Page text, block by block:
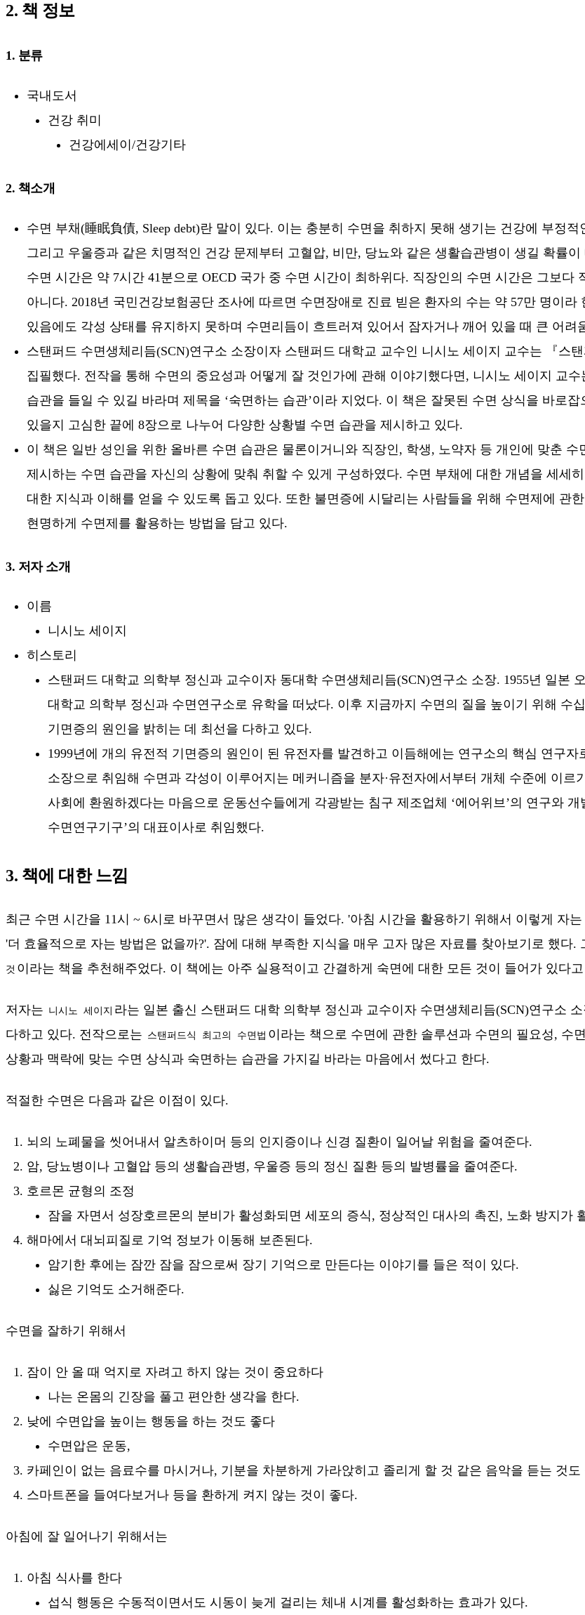
2. 책 정보
1. 분류
국내도서
건강 취미
건강에세이/건강기타
2. 책소개
수면 부채(睡眠負債, Sleep debt)란 말이 있다. 이는 충분히 수면을 취하지 못해 생기는 건강에 부정
그리고 우울증과 같은 치명적인 건강 문제부터 고혈압, 비만, 당뇨와 같은 생활습관병이 생길 확률
수면 시간은 약 7시간 41분으로 OECD 국가 중 수면 시간이 최하위다. 직장인의 수면 시간은 그보다
아니다. 2018년 국민건강보험공단 조사에 따르면 수면장애로 진료 빋은 환자의 수는 약 57만 명이
있음에도 각성 상태를 유지하지 못하며 수면리듬이 흐트러져 있어서 잠자거나 깨어 있을 때 큰 어
스탠퍼드 수면생체리듬(SCN)연구소 소장이자 스탠퍼드 대학교 교수인 니시노 세이지 교수는 『스
집필했다. 전작을 통해 수면의 중요성과 어떻게 잘 것인가에 관해 이야기했다면, 니시노 세이지 교
습관을 들일 수 있길 바라며 제목을 ‘숙면하는 습관’이라 지었다. 이 책은 잘못된 수면 상식을 바로
있을지 고심한 끝에 8장으로 나누어 다양한 상황별 수면 습관을 제시하고 있다.
이 책은 일반 성인을 위한 올바른 수면 습관은 물론이거니와 직장인, 학생, 노약자 등 개인에 맞춘
제시하는 수면 습관을 자신의 상황에 맞춰 취할 수 있게 구성하였다. 수면 부채에 대한 개념을 세세
대한 지식과 이해를 얻을 수 있도록 돕고 있다. 또한 불면증에 시달리는 사람들을 위해 수면제에 관
현명하게 수면제를 활용하는 방법을 담고 있다.
3. 저자 소개
이름
니시노 세이지
히스토리
스탠퍼드 대학교 의학부 정신과 교수이자 동대학 수면생체리듬(SCN)연구소 소장. 1955년 일본
대학교 의학부 정신과 수면연구소로 유학을 떠났다. 이후 지금까지 수면의 질을 높이기 위해 수
기면증의 원인을 밝히는 데 최선을 다하고 있다.
1999년에 개의 유전적 기면증의 원인이 된 유전자를 발견하고 이듬해에는 연구소의 핵심 연구
소장으로 취임해 수면과 각성이 이루어지는 메커니즘을 분자·유전자에서부터 개체 수준에 이
사회에 환원하겠다는 마음으로 운동선수들에게 각광받는 침구 제조업체 ‘에어위브’의 연구와 개
수면연구기구’의 대표이사로 취임했다.
3. 책에 대한 느낌
최근 수면 시간을 11시 ~ 6시로 바꾸면서 많은 생각이 들었다. '아침 시간을 활용하기 위해서 이렇게 자
'더 효율적으로 자는 방법은 없을까?'. 잠에 대해 부족한 지식을 매우 고자 많은 자료를 찾아보기로 했다.
것 이라는 책을 추천해주었다. 이 책에는 아주 실용적이고 간결하게 숙면에 대한 모든 것이 들어가 있다
저자는 니시노 세이지 라는 일본 출신 스탠퍼드 대학 의학부 정신과 교수이자 수면생체리듬(SCN)연구소
다하고 있다. 전작으로는 스탠퍼드식 최고의 수면법 이라는 책으로 수면에 관한 솔루션과 수면의 필요성, 수
상황과 맥락에 맞는 수면 상식과 숙면하는 습관을 가지길 바라는 마음에서 썼다고 한다.
적절한 수면은 다음과 같은 이점이 있다.
뇌의 노폐물을 씻어내서 알츠하이머 등의 인지증이나 신경 질환이 일어날 위험을 줄여준다.
암, 당뇨병이나 고혈압 등의 생활습관병, 우울증 등의 정신 질환 등의 발병률을 줄여준다.
호르몬 균형의 조정
잠을 자면서 성장호르몬의 분비가 활성화되면 세포의 증식, 정상적인 대사의 촉진, 노화 방지가
해마에서 대뇌피질로 기억 정보가 이동해 보존된다.
암기한 후에는 잠깐 잠을 잠으로써 장기 기억으로 만든다는 이야기를 들은 적이 있다.
싫은 기억도 소거해준다.
수면을 잘하기 위해서
잠이 안 올 때 억지로 자려고 하지 않는 것이 중요하다
나는 온몸의 긴장을 풀고 편안한 생각을 한다.
낮에 수면압을 높이는 행동을 하는 것도 좋다
수면압은 운동,
카페인이 없는 음료수를 마시거나, 기분을 차분하게 가라앉히고 졸리게 할 것 같은 음악을 듣는 것도
스마트폰을 들여다보거나 등을 환하게 켜지 않는 것이 좋다.
아침에 잘 일어나기 위해서는
아침 식사를 한다
섭식 행동은 수동적이면서도 시동이 늦게 걸리는 체내 시계를 활성화하는 효과가 있다.